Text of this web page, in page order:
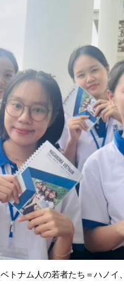
トナム人の若者たち＝ハノイ